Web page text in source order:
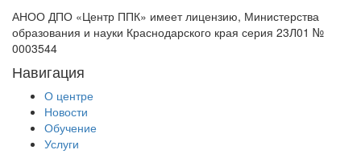
АНОО ДПО «Центр ППК» имеет лицензию, Министерства
образования и науки Краснодарского края серия 23Л01 №
0003544
Навигация
О центре
Новости
Обучение
Услуги